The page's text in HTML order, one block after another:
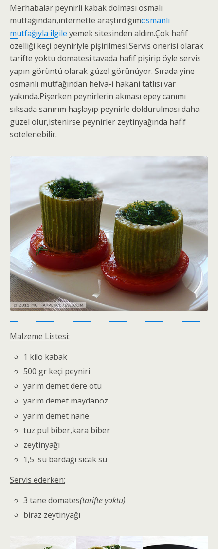
Merhabalar peynirli kabak dolması osmalı
mutfağından,internette araştırdığımosmanlı
mutfağıyla ilgile yemek sitesinden aldım.Çok hafif
özelliği keçi peyniriyle pişirilmesi.Servis önerisi olarak
tarifte yoktu domatesi tavada hafif pişirip öyle servis
yapın görüntü olarak güzel görünüyor. Sırada yine
osmanlı mutfağından helva-i hakani tatlısı var
yakında.Pişerken peynirlerin akması epey canımı
sıksada sanırım haşlayıp peynirle doldurulması daha
güzel olur,istenirse peynirler zeytinyağında hafif
sotelenebilir.
Malzeme Listesi:
1 kilo kabak
500 gr keçi peyniri
yarım demet dere otu
yarım demet maydanoz
yarım demet nane
tuz,pul biber,kara biber
zeytinyağı
1,5 su bardağı sıcak su
Servis ederken:
3 tane domates(tarifte yoktu)
biraz zeytinyağı